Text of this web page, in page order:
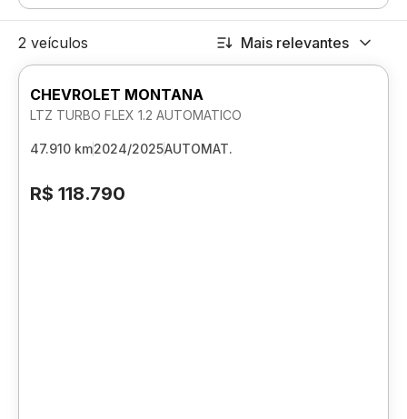
2 veículos Mais relevantes
CHEVROLET MONTANA
LTZ TURBO FLEX 1.2 AUTOMATICO
47.910 km2024/2025AUTOMAT.
R$ 118.790